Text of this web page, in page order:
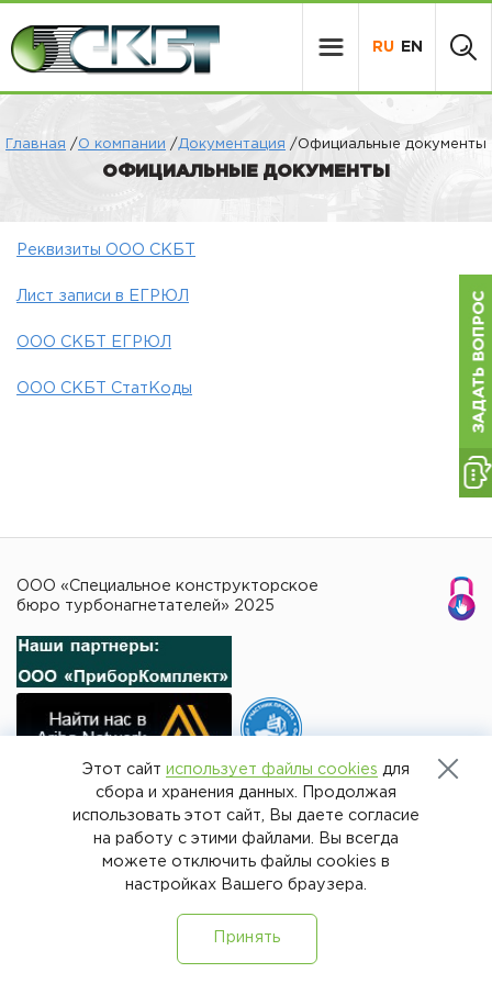
RU EN
Главная /О компании /Документация /Официальные документы
ОФИЦИАЛЬНЫЕ ДОКУМЕНТЫ
Реквизиты ООО СКБТ
Лист записи в ЕГРЮЛ
ООО СКБТ ЕГРЮЛ
ООО СКБТ СтатКоды
ООО «Специальное конструкторское
бюро турбонагнетателей» 2025
Этот сайт использует файлы cookies для
сбора и хранения данных. Продолжая
использовать этот сайт, Вы даете согласие
на работу с этими файлами. Вы всегда
можете отключить файлы cookies в
настройках Вашего браузера.
Принять